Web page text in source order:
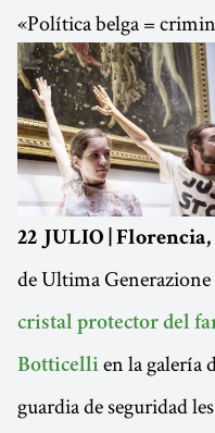
«Política belga =
22 JULIO |
de Ultima Generazione
cristal protector del
Botticelli en la galería
guardia de seguridad les